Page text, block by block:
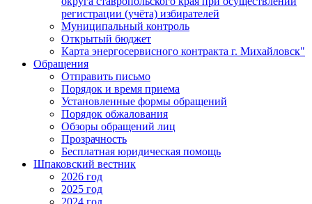
регистрации (учёта) избирателей
Муниципальный контроль
Открытый бюджет
Карта энергосервисного контракта г. Михайловск"
Обращения
Отправить письмо
Порядок и время приема
Установленные формы обращений
Порядок обжалования
Обзоры обращений лиц
Прозрачность
Бесплатная юридическая помощь
Шпаковский вестник
2026 год
2025 год